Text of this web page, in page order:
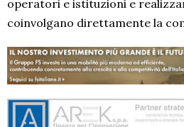
operatori e istituzioni e
coinvolgano direttamente la